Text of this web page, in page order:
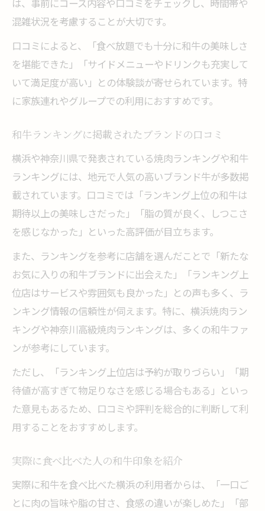
は、事前にコース内容や口コミをチェックし、時間帯や
混雑状況を考慮することが大切です。
口コミによると、「食べ放題でも十分に和牛の美味しさ
を堪能できた」「サイドメニューやドリンクも充実して
いて満足度が高い」との体験談が寄せられています。特
に家族連れやグループでの利用におすすめです。
和牛ランキングに掲載されたブランドの口コミ
横浜や神奈川県で発表されている焼肉ランキングや和牛
ランキングには、地元で人気の高いブランド牛が多数掲
載されています。口コミでは「ランキング上位の和牛は
期待以上の美味しさだった」「脂の質が良く、しつこさ
を感じなかった」といった高評価が目立ちます。
また、ランキングを参考に店舗を選んだことで「新たな
お気に入りの和牛ブランドに出会えた」「ランキング上
位店はサービスや雰囲気も良かった」との声も多く、ラ
ンキング情報の信頼性が伺えます。特に、横浜焼肉ラン
キングや神奈川高級焼肉ランキングは、多くの和牛ファ
ンが参考にしています。
ただし、「ランキング上位店は予約が取りづらい」「期
待値が高すぎて物足りなさを感じる場合もある」といっ
た意見もあるため、口コミや評判を総合的に判断して利
用することをおすすめします。
実際に食べ比べた人の和牛印象を紹介
実際に和牛を食べ比べた横浜の利用者からは、「一口ご
とに肉の旨味や脂の甘さ、食感の違いが楽しめた」「部